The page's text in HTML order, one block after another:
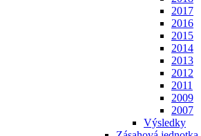
2017
2016
2015
2014
2013
2012
2011
2009
2007
Výsledky